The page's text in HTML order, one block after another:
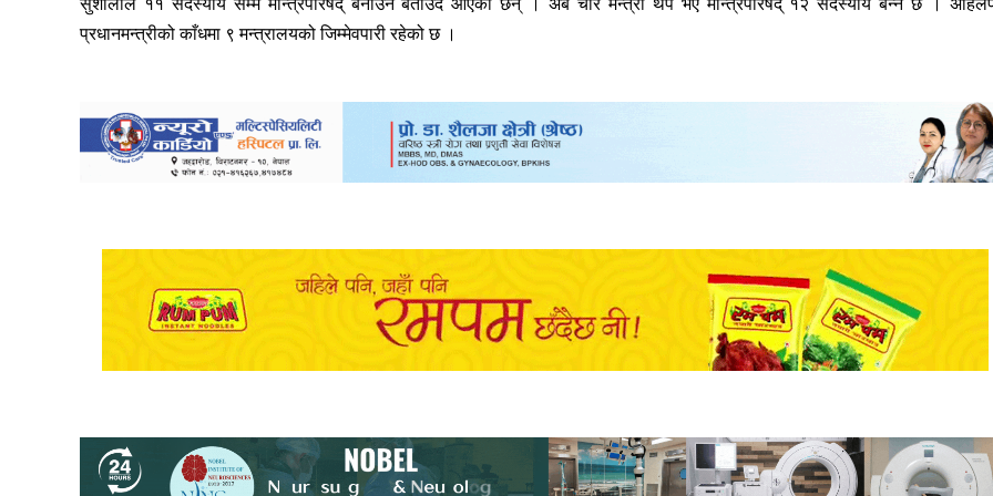
प्रधानमन्त्रीको काँधमा ९ मन्त्रालयको जिम्मेवपारी रहेको छ ।